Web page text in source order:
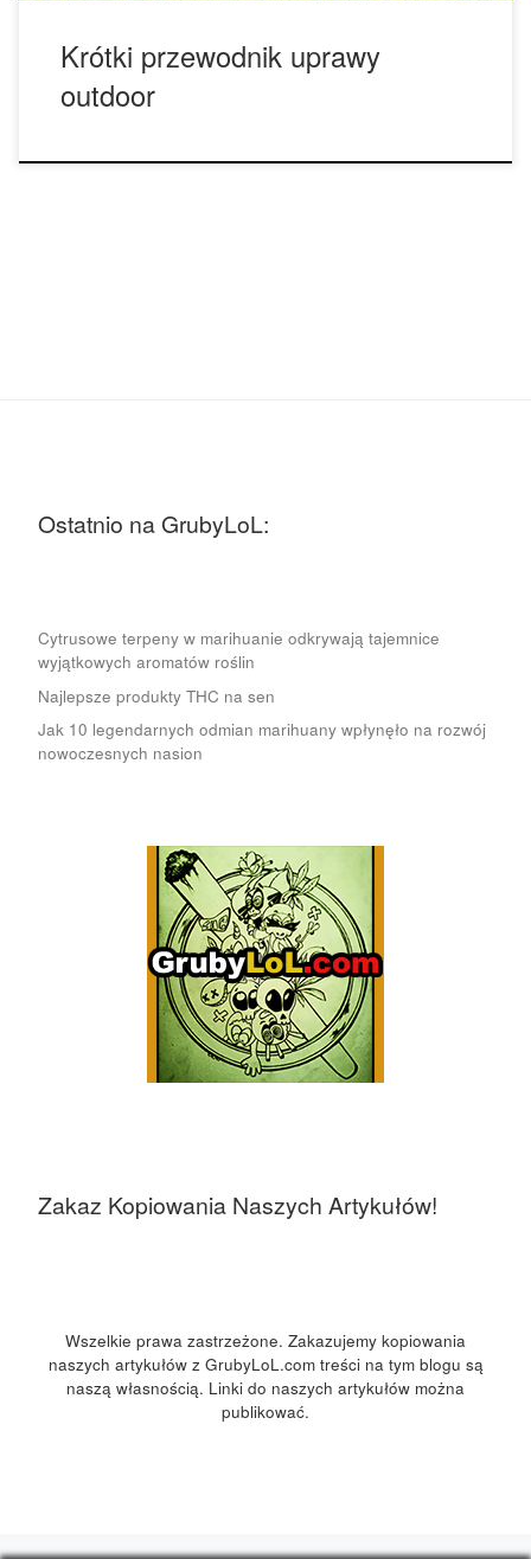
Krótki przewodnik uprawy
outdoor
Ostatnio na GrubyLoL:
Cytrusowe terpeny w marihuanie odkrywają tajemnice
wyjątkowych aromatów roślin
Najlepsze produkty THC na sen
Jak 10 legendarnych odmian marihuany wpłynęło na rozwój
nowoczesnych nasion
Zakaz Kopiowania Naszych Artykułów!
Wszelkie prawa zastrzeżone. Zakazujemy kopiowania
naszych artykułów z GrubyLoL.com treści na tym blogu są
naszą własnością. Linki do naszych artykułów można
publikować.